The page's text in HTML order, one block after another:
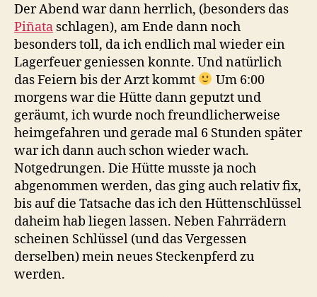
Der Abend war dann herrlich, (besonders das
Piñata schlagen), am Ende dann noch
besonders toll, da ich endlich mal wieder ein
Lagerfeuer geniessen konnte. Und natürlich
das Feiern bis der Arzt kommt
Um 6:00
morgens war die Hütte dann geputzt und
geräumt, ich wurde noch freundlicherweise
heimgefahren und gerade mal 6 Stunden später
war ich dann auch schon wieder wach.
Notgedrungen. Die Hütte musste ja noch
abgenommen werden, das ging auch relativ fix,
bis auf die Tatsache das ich den Hüttenschlüssel
daheim hab liegen lassen. Neben Fahrrädern
scheinen Schlüssel (und das Vergessen
derselben) mein neues Steckenpferd zu
werden.